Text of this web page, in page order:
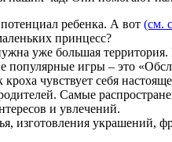
ребенка. А вот (см.
принцесс?
уже большая территория.
популярные игры – это
чувствует себя
Самые
и увлечений.
изготовления